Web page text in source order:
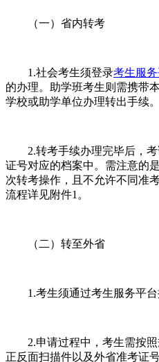
（一）省内转考
1.社会考生须登录考生服务
的办理。助学班考生则需携带
学校或助学单位办理转出手续。
2.转考手续办理完毕后，考
证号对应的档案中。需注意的
次转考操作，且不允许不同准
流程详见附件1。
（二）转至外省
1.考生须通过考生服务平台
2.申请过程中，考生需按照
正反面扫描件以及外省准考证